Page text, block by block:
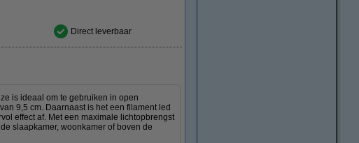
Direct leverbaar
is ideaal om te gebruiken in open
9,5 cm. Daarnaast is het een filament led
effect af. Met een maximale lichtopbrengst
slaapkamer, woonkamer of boven de